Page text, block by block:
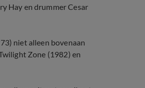
Hay en drummer Cesar
niet alleen bovenaan
Zone (1982) en